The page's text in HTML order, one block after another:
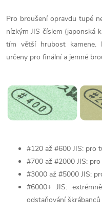
Pro broušení opravdu tupé
nízkým JIS číslem (japonská
tím větší hrubost kamene.
určeny pro finální a jemné
#120 až #600 JIS: pro
#700 až #2000 JIS:
#3000 až #5000 JIS:
#6000+ JIS:
odstaňování škrábanců